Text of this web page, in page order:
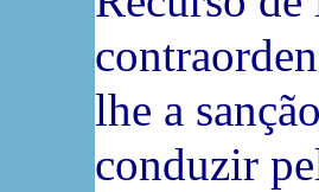
lhe a
conduzir